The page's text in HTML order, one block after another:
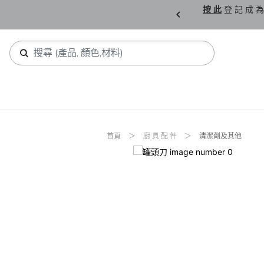
按 此 登 記 成
首頁 廚 具 配 件 清潔劑及其他